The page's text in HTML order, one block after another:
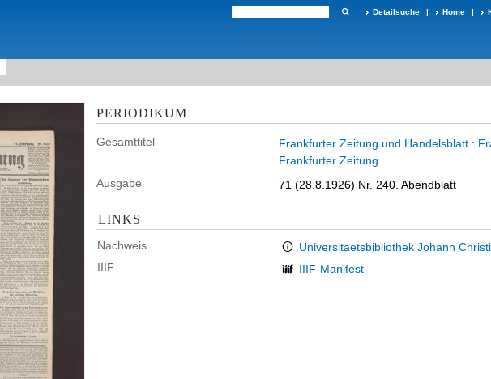
Detailsuche | Home |
PERIODIKUM
Gesamttitel
Frankfurter Zeitung und Handelsblatt :
Frankfurter Zeitung
Ausgabe
71 (28.8.1926) Nr. 240. Abendblatt
LINKS
Nachweis
Universitaetsbibliothek Johann
IIIF
IIIF-Manifest